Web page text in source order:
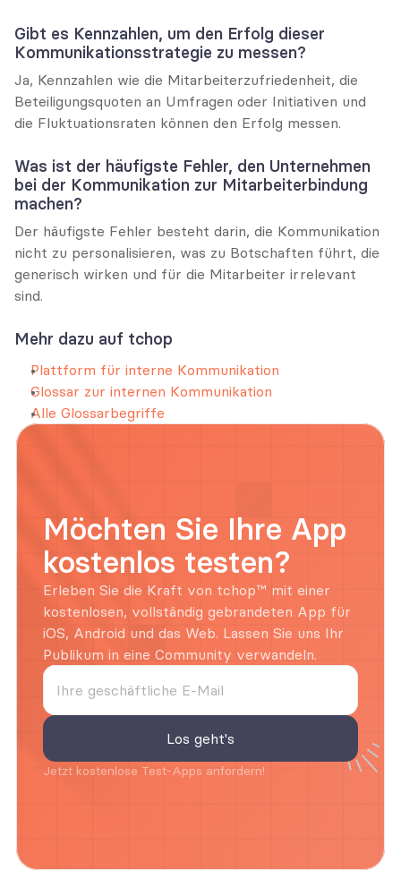
Gibt es Kennzahlen, um den Erfolg dieser
Kommunikationsstrategie zu messen?
Ja, Kennzahlen wie die Mitarbeiterzufriedenheit, die
Beteiligungsquoten an Umfragen oder Initiativen und
die Fluktuationsraten können den Erfolg messen.
Was ist der häufigste Fehler, den Unternehmen
bei der Kommunikation zur Mitarbeiterbindung
machen?
Der häufigste Fehler besteht darin, die Kommunikation
nicht zu personalisieren, was zu Botschaften führt, die
generisch wirken und für die Mitarbeiter irrelevant
sind.
Mehr dazu auf tchop
Plattform für interne Kommunikation
Glossar zur internen Kommunikation
Alle Glossarbegriffe
Möchten Sie Ihre App
kostenlos testen?
Erleben Sie die Kraft von tchop™ mit einer
kostenlosen, vollständig gebrandeten App für
iOS, Android und das Web. Lassen Sie uns Ihr
Publikum in eine Community verwandeln.
Jetzt kostenlose Test-Apps anfordern!